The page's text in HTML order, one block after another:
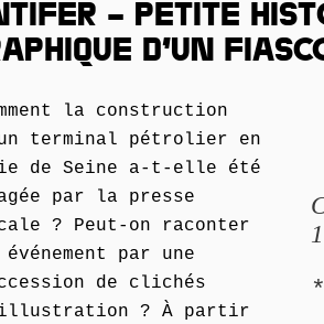
– PETITE
D’UN
la construction
terminal pétrolier en
de Seine a-t-elle été
par la presse
? Peut-on raconter
événement par une
de clichés
? À partir